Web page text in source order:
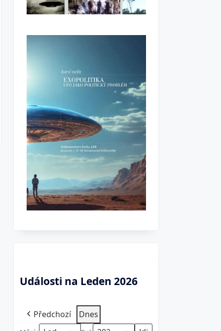
Události na Leden 2026
Předchozí Dnes